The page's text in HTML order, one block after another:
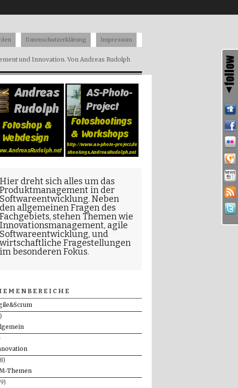
und Innovation. Von Andreas Rudolph
Datenschutzerklärung Impressum
Hier dreht sich alles um das
Produktmanagement in der
Softwareentwicklung. Neben
den allgemeinen Fragen des
Fachgebiets, stehen Themen wie
Innovationsmanagement, agile
Softwareentwicklung, und
wirtschaftliche Fragestellungen
im besonderen Fokus.
Themen